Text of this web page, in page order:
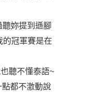
聽妳提到遜腳
的冠軍賽是在
聽不懂泰語~
都不激動說